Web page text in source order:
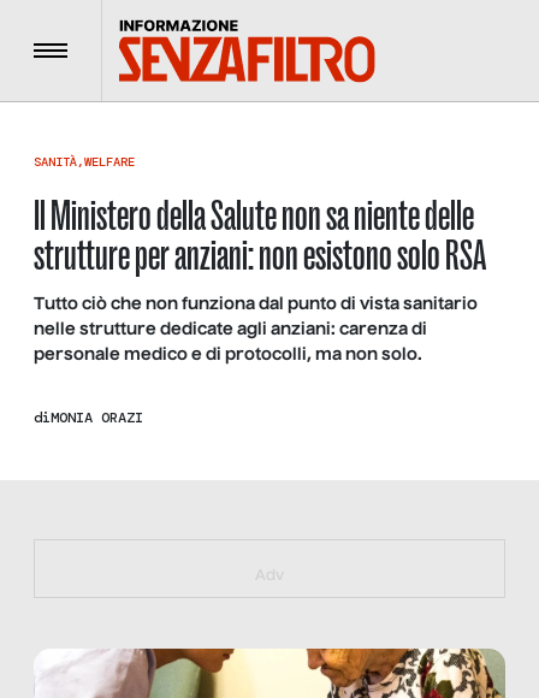
Menu
SANITÀ,WELFARE
Il Ministero della Salute non sa niente delle
strutture per anziani: non esistono solo RSA
Tutto ciò che non funziona dal punto di vista sanitario
nelle strutture dedicate agli anziani: carenza di
personale medico e di protocolli, ma non solo.
diMONIA ORAZI
https://bit.ly/muster_aggiornamento
Adv